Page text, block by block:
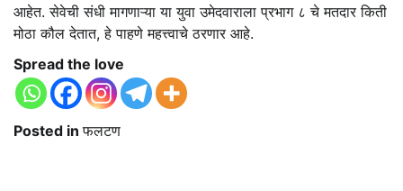
आहेत. सेवेची संधी मागणाऱ्या या युवा उमेदवाराला प्रभाग ८ चे मतदार किती
मोठा कौल देतात, हे पाहणे महत्त्वाचे ठरणार आहे.
Spread the love
Posted inफलटण